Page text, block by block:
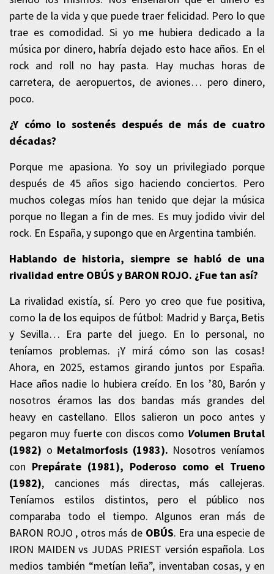
parte de la vida y que puede traer felicidad. Pero lo que
trae es comodidad. Si yo me hubiera dedicado a la
música por dinero, habría dejado esto hace años. En el
rock and roll no hay pasta. Hay muchas horas de
carretera, de aeropuertos, de aviones… pero dinero,
poco.
¿Y cómo lo sostenés después de más de cuatro
décadas?
Porque me apasiona. Yo soy un privilegiado porque
después de 45 años sigo haciendo conciertos. Pero
muchos colegas míos han tenido que dejar la música
porque no llegan a fin de mes. Es muy jodido vivir del
rock. En España, y supongo que en Argentina también.
Hablando de historia, siempre se habló de una
rivalidad entre OBÚS y BARON ROJO. ¿Fue tan así?
La rivalidad existía, sí. Pero yo creo que fue positiva,
como la de los equipos de fútbol: Madrid y Barça, Betis
y Sevilla… Era parte del juego. En lo personal, no
teníamos problemas. ¡Y mirá cómo son las cosas!
Ahora, en 2025, estamos girando juntos por España.
Hace años nadie lo hubiera creído. En los ’80, Barón y
nosotros éramos las dos bandas más grandes del
heavy en castellano. Ellos salieron un poco antes y
pegaron muy fuerte con discos como Volumen Brutal
(1982) o Metalmorfosis (1983). Nosotros veníamos
con Prepárate (1981), Poderoso como el Trueno
(1982), canciones más directas, más callejeras.
Teníamos estilos distintos, pero el público nos
comparaba todo el tiempo. Algunos eran más de
BARON ROJO , otros más de OBÚS. Era una especie de
IRON MAIDEN vs JUDAS PRIEST versión española. Los
medios también “metían leña”, inventaban cosas, y en